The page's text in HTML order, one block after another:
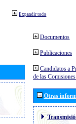
Expandir todo
Documentos
Publicaciones
Candidatos a
de las
Otras